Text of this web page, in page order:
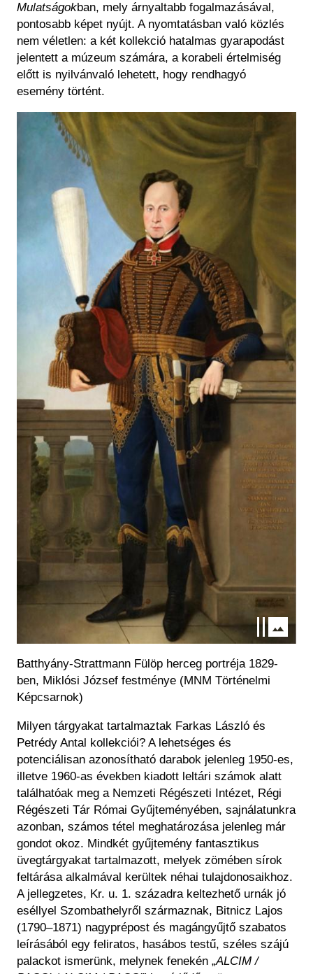
Mulatságokban, mely árnyaltabb fogalmazásával,
pontosabb képet nyújt. A nyomtatásban való közlés
nem véletlen: a két kollekció hatalmas gyarapodást
jelentett a múzeum számára, a korabeli értelmiség
előtt is nyilvánvaló lehetett, hogy rendhagyó
esemény történt.
Batthyány-Strattmann Fülöp herceg portréja 1829-
ben, Miklósi József festménye (MNM Történelmi
Képcsarnok)
Milyen tárgyakat tartalmaztak Farkas László és
Petrédy Antal kollekciói? A lehetséges és
potenciálisan azonosítható darabok jelenleg 1950-es,
illetve 1960-as években kiadott leltári számok alatt
találhatóak meg a Nemzeti Régészeti Intézet, Régi
Régészeti Tár Római Gyűjteményében, sajnálatunkra
azonban, számos tétel meghatározása jelenleg már
gondot okoz. Mindkét gyűjtemény fantasztikus
üvegtárgyakat tartalmazott, melyek zömében sírok
feltárása alkalmával kerültek néhai tulajdonosaikhoz.
A jellegzetes, Kr. u. 1. századra keltezhető urnák jó
eséllyel Szombathelyről származnak, Bitnicz Lajos
(1790–1871) nagyprépost és magángyűjtő szabatos
leírásából egy feliratos, hasábos testű, széles szájú
palackot ismerünk, melynek fenekén „ALCIM /